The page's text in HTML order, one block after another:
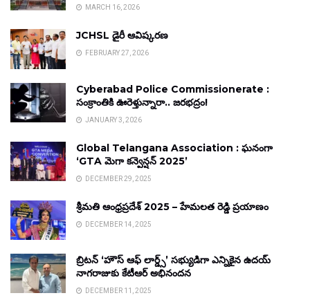
MARCH 16, 2026
JCHSL డైరీ ఆవిష్కరణ
FEBRUARY 27, 2026
Cyberabad Police Commissionerate :
సంక్రాంతికి ఊరెళ్తున్నారా.. జరభద్రం!
JANUARY 3, 2026
Global Telangana Association : ఘనంగా
‘GTA మెగా కన్వెన్షన్ 2025’
DECEMBER 29, 2025
శ్రీమతి ఆంధ్రప్రదేశ్ 2025 – హేమలత రెడ్డి ప్రయాణం
DECEMBER 14, 2025
బ్రిటన్ ‘హౌస్ ఆఫ్ లార్డ్స్’ సభ్యుడిగా ఎన్నికైన ఉదయ్
నాగరాజుకు కేటీఆర్ అభినందన
DECEMBER 11, 2025